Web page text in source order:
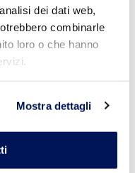
dei dati web,
combinarle
loro o che hanno
Mostra dettagli
Leggi Tutto